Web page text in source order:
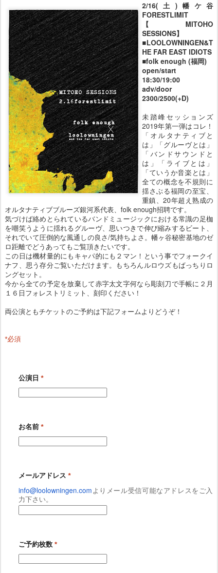
2/16(土)幡ケ谷
FORESTLIMIT
【MITOHO
SESSIONS】
■LOOLOWNINGEN&T
HE FAR EAST IDIOTS
■folk enough (福岡)
open/start
18:30/19:00
adv/door
2300/2500(+D)
未踏峰セッションズ
2019年第一弾はコレ！
「オルタナティブと
は」「グルーヴとは」
「バンドサウンドと
は」「ライブとは」
「ていうか音楽とは」
全ての概念を不規則に
揺さぶる福岡の至宝、
重鎮、20年超え熟成の
オルタナティブブルーズ銀河系代表、folk enough招聘です。
気づけば絡めとられているバンドミュージックにおける常識の足枷
を嘲笑うように揺れるグルーヴ、思いつきで伸び縮みするビート、
それでいて圧倒的な風通しの良さ/気持ちよさ。幡ヶ谷秘密基地のゼ
ロ距離でどうあってもご覧頂きたいです。
この日は機材量的にもキャパ的にも２マン！という事でフォークイ
ナフ、思う存分ご覧いただけます。もちろんルロウズもばっちりロ
ングセット。
今から全ての予定を放棄して赤字太文字何なら彫刻刀で手帳に２月
１６日フォレストリミット、刻印ください！
両公演ともチケットのご予約は下記フォームよりどうぞ！
*必須
公演日 *
お名前 *
メールアドレス *
info@loolowningen.com よりメール受信可能なアドレスをご入
力下さい。
ご予約枚数 *